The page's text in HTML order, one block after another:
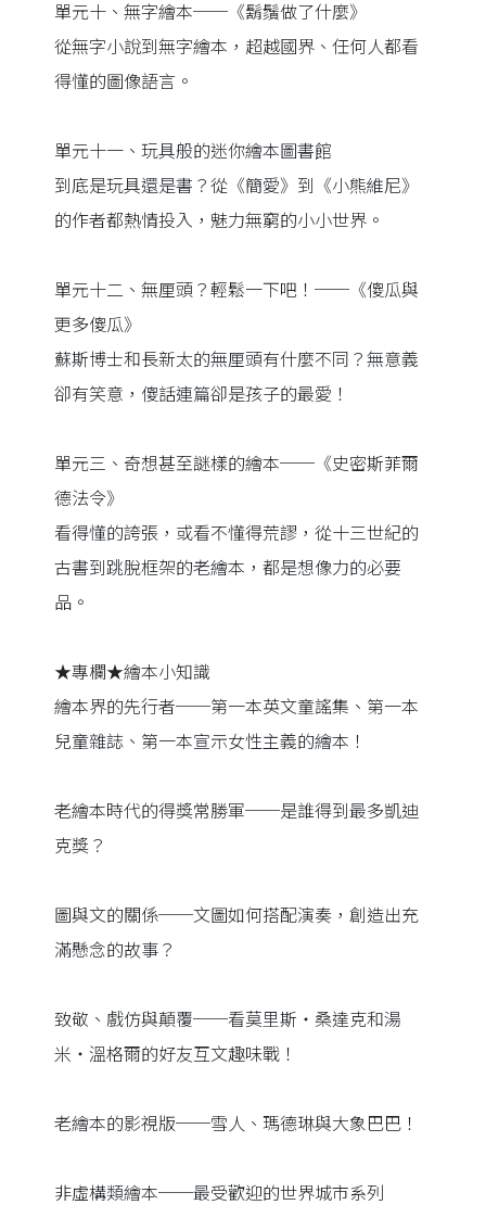
單元十、無字繪本──《鬍鬚做了什麼》
從無字小說到無字繪本，超越國界、任何人都看
得懂的圖像語言。
單元十一、玩具般的迷你繪本圖書館
到底是玩具還是書？從《簡愛》到《小熊維尼》
的作者都熱情投入，魅力無窮的小小世界。
單元十二、無厘頭？輕鬆一下吧！──《傻瓜與
更多傻瓜》
蘇斯博士和長新太的無厘頭有什麼不同？無意義
卻有笑意，傻話連篇卻是孩子的最愛！
單元三、奇想甚至謎樣的繪本──《史密斯菲爾
德法令》
看得懂的誇張，或看不懂得荒謬，從十三世紀的
古書到跳脫框架的老繪本，都是想像力的必要
品。
★專欄★繪本小知識
繪本界的先行者──第一本英文童謠集、第一本
兒童雜誌、第一本宣示女性主義的繪本！
老繪本時代的得獎常勝軍──是誰得到最多凱迪
克獎？
圖與文的關係──文圖如何搭配演奏，創造出充
滿懸念的故事？
致敬、戲仿與顛覆──看莫里斯‧桑達克和湯
米‧溫格爾的好友互文趣味戰！
老繪本的影視版──雪人、瑪德琳與大象巴巴！
非虛構類繪本──最受歡迎的世界城市系列